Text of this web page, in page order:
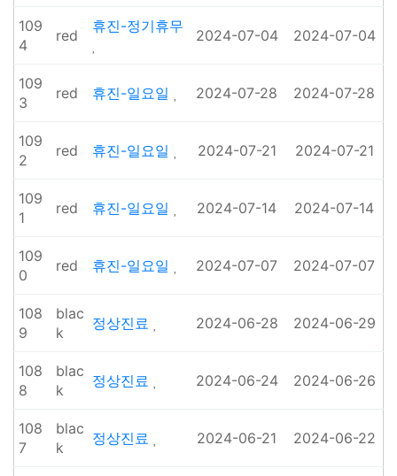
109
4
red
휴진-정기휴무
2024-07-04 2024-07-04
109
3
red 휴진-일요일 2024-07-28 2024-07-28
109
2
red 휴진-일요일 2024-07-21 2024-07-21
109
1
red 휴진-일요일 2024-07-14 2024-07-14
109
0
red 휴진-일요일 2024-07-07 2024-07-07
108
9
blac
k
정상진료 2024-06-28 2024-06-29
108
8
blac
k
정상진료 2024-06-24 2024-06-26
108
7
blac
k
정상진료 2024-06-21 2024-06-22